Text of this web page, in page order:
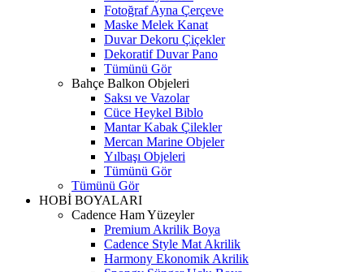
Fotoğraf Ayna Çerçeve
Maske Melek Kanat
Duvar Dekoru Çiçekler
Dekoratif Duvar Pano
Tümünü Gör
Bahçe Balkon Objeleri
Saksı ve Vazolar
Cüce Heykel Biblo
Mantar Kabak Çilekler
Mercan Marine Objeler
Yılbaşı Objeleri
Tümünü Gör
Tümünü Gör
HOBİ BOYALARI
Cadence Ham Yüzeyler
Premium Akrilik Boya
Cadence Style Mat Akrilik
Harmony Ekonomik Akrilik